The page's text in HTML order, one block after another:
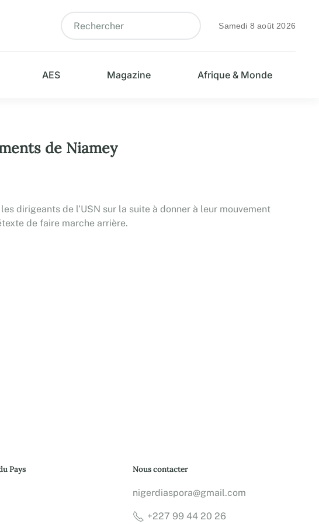
Samedi 8 août 2026
AES Magazine Afrique & Monde
de Niamey
dirigeants de l’USN sur la suite à donner à leur mouvement
de faire marche arrière.
Pays Nous contacter
nigerdiaspora@gmail.com
+227 99 44 20 26